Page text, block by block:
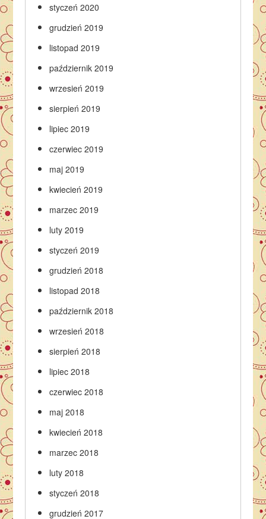
styczeń 2020
grudzień 2019
listopad 2019
październik 2019
wrzesień 2019
sierpień 2019
lipiec 2019
czerwiec 2019
maj 2019
kwiecień 2019
marzec 2019
luty 2019
styczeń 2019
grudzień 2018
listopad 2018
październik 2018
wrzesień 2018
sierpień 2018
lipiec 2018
czerwiec 2018
maj 2018
kwiecień 2018
marzec 2018
luty 2018
styczeń 2018
grudzień 2017